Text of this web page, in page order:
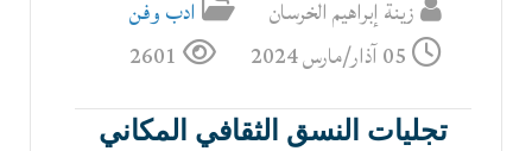
زينة إبراهيم الخرسان
ادب وفن
05 آذار/مارس 2024
2601
تجليات النسق الثقافي المكاني